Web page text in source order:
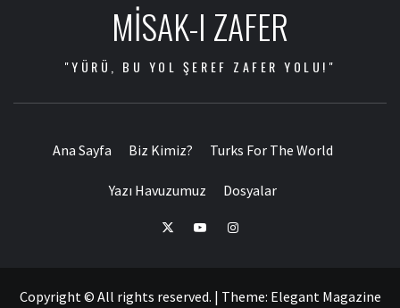
MISAK-I ZAFER
"YÜRÜ, BU YOL ŞEREF ZAFER YOLU!"
Ana Sayfa Biz Kimiz? Turks For The World
Yazı Havuzumuz Dosyalar
Copyright © All rights reserved. | Theme: Elegant Magazine